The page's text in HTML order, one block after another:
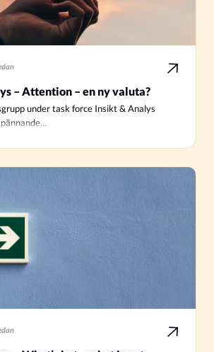
– Attention – en ny valuta?
under task force Insikt & Analys